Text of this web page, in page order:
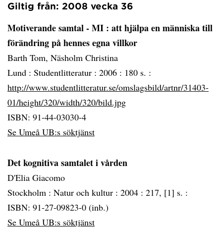
Giltig från: 2008 vecka 36
Motiverande samtal - MI : att hjälpa en människa till
förändring på hennes egna villkor
Barth Tom, Näsholm Christina
Lund : Studentlitteratur : 2006 : 180 s. :
http://www.studentlitteratur.se/omslagsbild/artnr/31403-
01/height/320/width/320/bild.jpg
ISBN: 91-44-03030-4
Se Umeå UB:s söktjänst
Det kognitiva samtalet i vården
D'Elia Giacomo
Stockholm : Natur och kultur : 2004 : 217, [1] s. :
ISBN: 91-27-09823-0 (inb.)
Se Umeå UB:s söktjänst